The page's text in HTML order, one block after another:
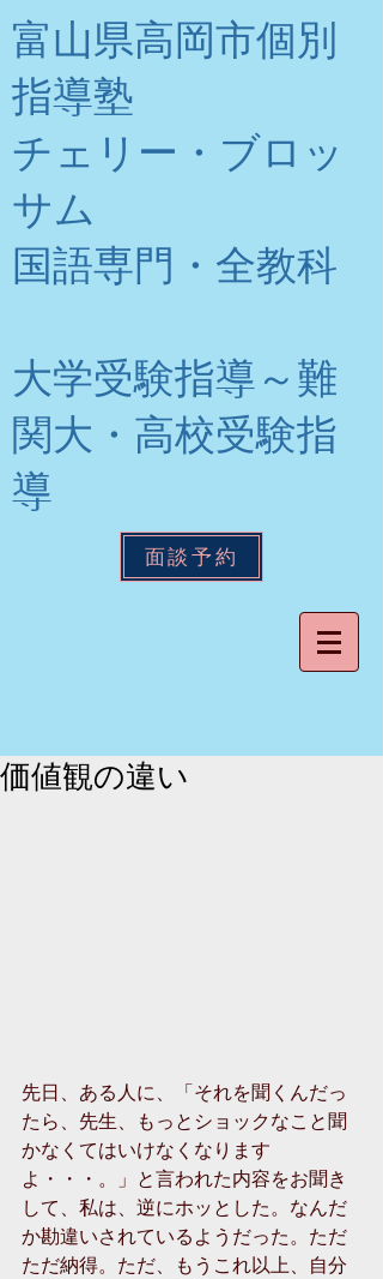
富山県高岡市個別
指導塾
チェリー・ブロッ
サム
​国語専門・全教科
大学受験指導～難
関大・高校受験指
導
面談予約
価値観の違い
先日、ある人に、「それを聞くんだっ
たら、先生、もっとショックなこと聞
かなくてはいけなくなります
よ・・・。」と言われた内容をお聞き
して、私は、逆にホッとした。なんだ
か勘違いされているようだった。ただ
ただ納得。ただ、もうこれ以上、自分